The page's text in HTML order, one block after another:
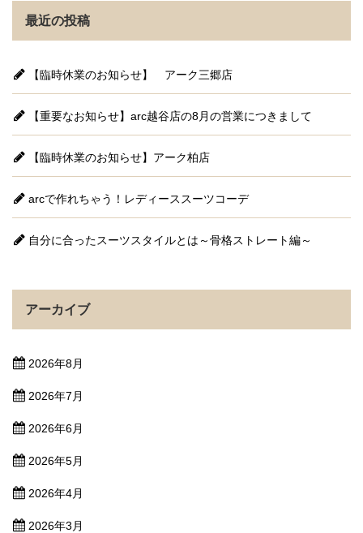
最近の投稿
【臨時休業のお知らせ】 アーク三郷店
【重要なお知らせ】arc越谷店の8月の営業につきまして
【臨時休業のお知らせ】アーク柏店
arcで作れちゃう！レディーススーツコーデ
自分に合ったスーツスタイルとは～骨格ストレート編～
アーカイブ
2026年8月
2026年7月
2026年6月
2026年5月
2026年4月
2026年3月